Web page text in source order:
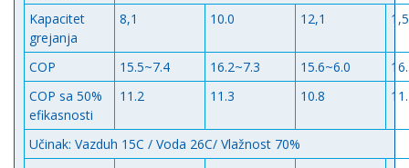
Kapacitet
grejanja
8,1 10.0 12,1 1,5
COP 15.5~7.4 16.2~7.3 15.6~6.0
COP sa 50%
efikasnosti
11.2 11.3 10.8
Učinak: Vazduh 15C / Voda 26C/ Vlažnost 70%